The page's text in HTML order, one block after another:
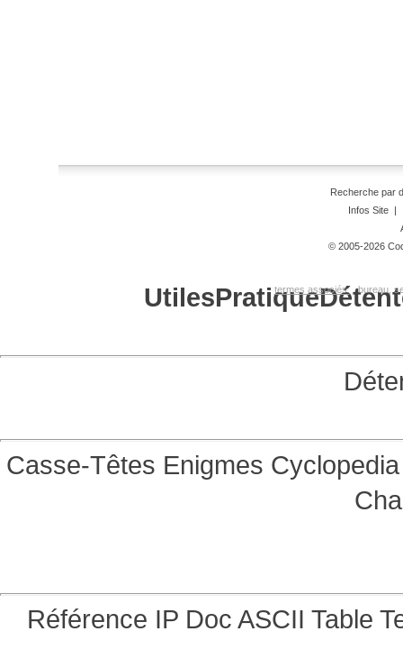
Recherche par
Infos Site|
© 2005-2026
termes associés: bureau,
UtilesPratique
Casse-Têtes Enigmes
Référence IP Doc ASCII Table